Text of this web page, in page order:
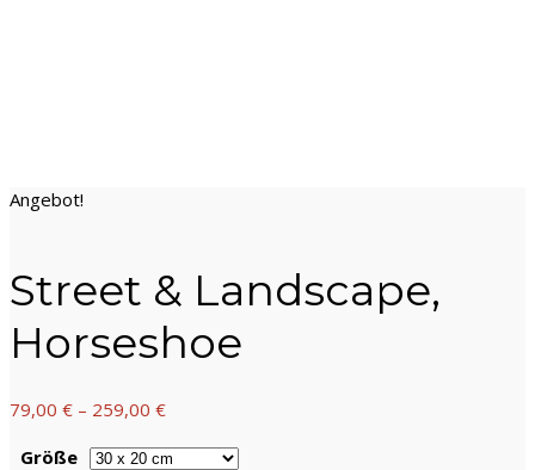
Angebot!
Street & Landscape,
Horseshoe
79,00 € – 259,00 €
Größe